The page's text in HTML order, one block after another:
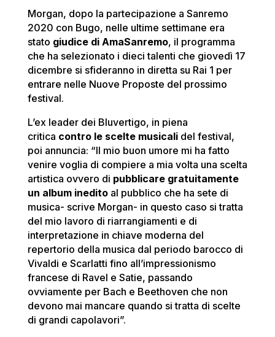
Morgan, dopo la partecipazione a Sanremo
2020 con Bugo, nelle ultime settimane era
stato giudice di AmaSanremo, il programma
che ha selezionato i dieci talenti che giovedì 17
dicembre si sfideranno in diretta su Rai 1 per
entrare nelle Nuove Proposte del prossimo
festival.
L’ex leader dei Bluvertigo, in piena
critica contro le scelte musicalidel festival,
poi annuncia: “Il mio buon umore mi ha fatto
venire voglia di compiere a mia volta una scelta
artistica ovvero di pubblicare gratuitamente
un album ineditoal pubblico che ha sete di
musica- scrive Morgan- in questo caso si tratta
del mio lavoro di riarrangiamenti e di
interpretazione in chiave moderna del
repertorio della musica dal periodo barocco di
Vivaldi e Scarlatti fino all’impressionismo
francese di Ravel e Satie, passando
ovviamente per Bach e Beethoven che non
devono mai mancare quando si tratta di scelte
di grandi capolavori”.